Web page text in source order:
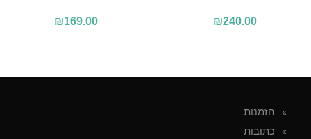
₪169.00 ₪240.00
הזמנות
כתובות